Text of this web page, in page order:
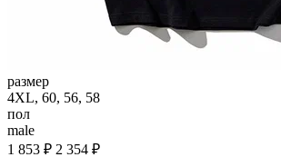
размер
4XL, 60, 56, 58
пол
male
1 853 ₽ 2 354 ₽